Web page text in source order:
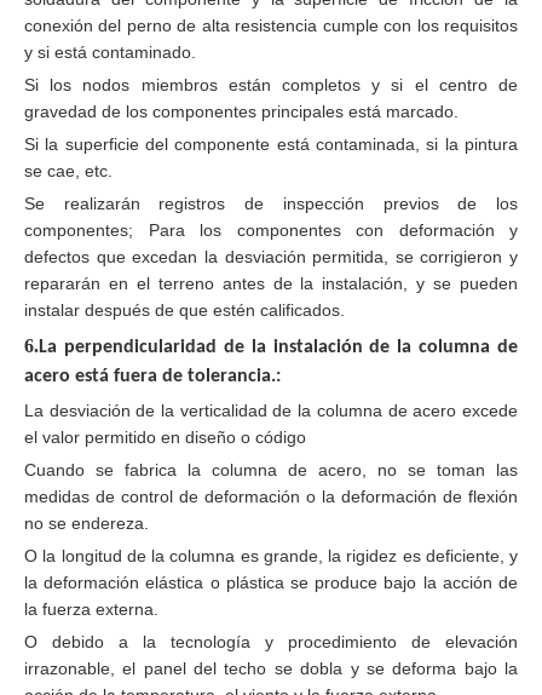
conexión del perno de alta resistencia cumple con los requisitos
y si está contaminado.
Si los nodos miembros están completos y si el centro de
gravedad de los componentes principales está marcado.
Si la superficie del componente está contaminada, si la pintura
se cae, etc.
Se realizarán registros de inspección previos de los
componentes; Para los componentes con deformación y
defectos que excedan la desviación permitida, se corrigieron y
repararán en el terreno antes de la instalación, y se pueden
instalar después de que estén calificados.
6.La perpendicularidad de la instalación de la columna de
acero está fuera de tolerancia.:
La desviación de la verticalidad de la columna de acero excede
el valor permitido en diseño o código
Cuando se fabrica la columna de acero, no se toman las
medidas de control de deformación o la deformación de flexión
no se endereza.
O la longitud de la columna es grande, la rigidez es deficiente, y
la deformación elástica o plástica se produce bajo la acción de
la fuerza externa.
O debido a la tecnología y procedimiento de elevación
irrazonable, el panel del techo se dobla y se deforma bajo la